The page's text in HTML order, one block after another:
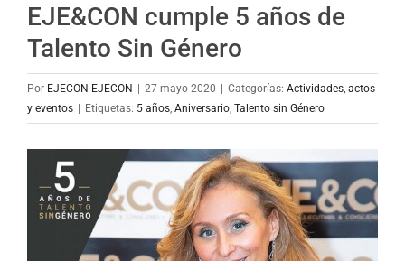
EJE&CON cumple 5 años de
Talento Sin Género
Por EJECON EJECON | 27 mayo 2020 | Categorías: Actividades, actos
y eventos | Etiquetas: 5 años Aniversario Talento sin Género